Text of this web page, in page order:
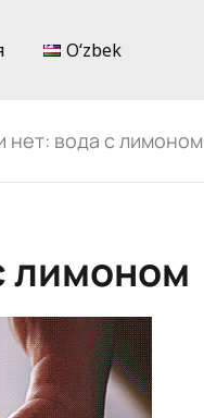
Oʻzbek
нет: вода с лимоном
лимоном